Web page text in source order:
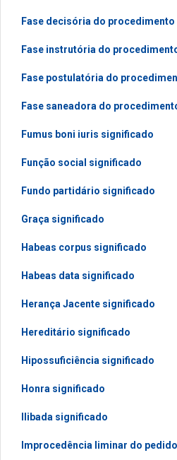
Fase decisória do
Fase instrutória do
Fase postulatória do
Fase saneadora do
Fumus boni iuris significado
Função social significado
Fundo partidário significado
Graça significado
Habeas corpus significado
Habeas data significado
Herança Jacente significado
Hereditário significado
Hipossuficiência significado
Honra significado
Ilibada significado
Improcedência liminar do